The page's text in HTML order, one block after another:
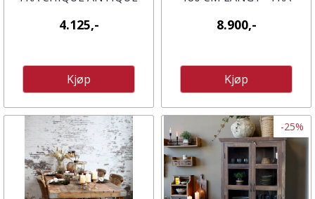
4.125,-
Kjøp
8.900,-
Kjøp
-25%